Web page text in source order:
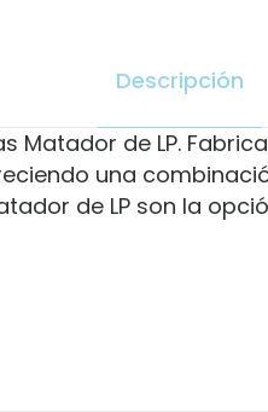
Descripción
Matador de LP.
una
de LP son la